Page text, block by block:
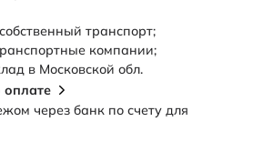
транспорт;
компании;
в Московской обл.
через банк по счету для